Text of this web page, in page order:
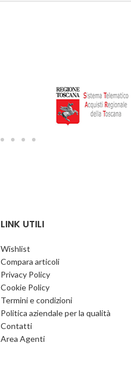
LINK UTILI
Wishlist
Compara articoli
Privacy Policy
Cookie Policy
Termini e condizioni
Politica aziendale per la qualità
Contatti
Area Agenti